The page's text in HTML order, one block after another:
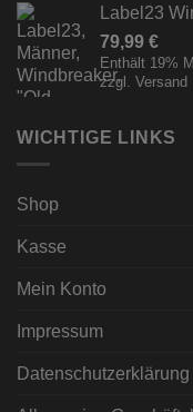
Label23
79,99 €
Enthält 19%
zzgl. Versand
WICHTIGE LINKS
Shop
Kasse
Mein Konto
Impressum
Datenschutzerklärung